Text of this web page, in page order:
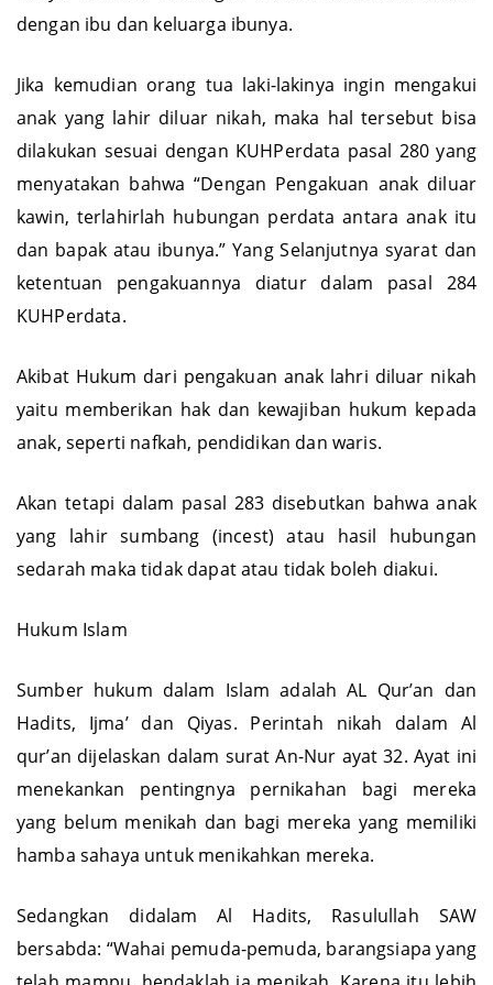
dengan ibu dan keluarga ibunya.
Jika kemudian orang tua laki-lakinya ingin mengakui
anak yang lahir diluar nikah, maka hal tersebut bisa
dilakukan sesuai dengan KUHPerdata pasal 280 yang
menyatakan bahwa “Dengan Pengakuan anak diluar
kawin, terlahirlah hubungan perdata antara anak itu
dan bapak atau ibunya.” Yang Selanjutnya syarat dan
ketentuan pengakuannya diatur dalam pasal 284
KUHPerdata.
Akibat Hukum dari pengakuan anak lahri diluar nikah
yaitu memberikan hak dan kewajiban hukum kepada
anak, seperti nafkah, pendidikan dan waris.
Akan tetapi dalam pasal 283 disebutkan bahwa anak
yang lahir sumbang (incest) atau hasil hubungan
sedarah maka tidak dapat atau tidak boleh diakui.
Hukum Islam
Sumber hukum dalam Islam adalah AL Qur’an dan
Hadits, Ijma’ dan Qiyas. Perintah nikah dalam Al
qur’an dijelaskan dalam surat An-Nur ayat 32. Ayat ini
menekankan pentingnya pernikahan bagi mereka
yang belum menikah dan bagi mereka yang memiliki
hamba sahaya untuk menikahkan mereka.
Sedangkan didalam Al Hadits, Rasulullah SAW
bersabda: “Wahai pemuda-pemuda, barangsiapa yang